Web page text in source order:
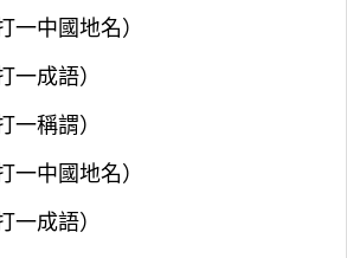
一中國地名）
一成語）
一稱謂）
一中國地名）
一成語）